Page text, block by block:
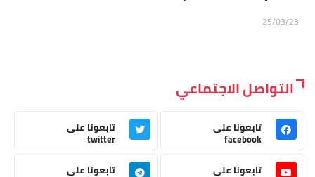
25/03/23
التواصل الاجتماعي
تابعونا على
facebook
تابعونا على
twitter
تابعونا على
تابعونا على